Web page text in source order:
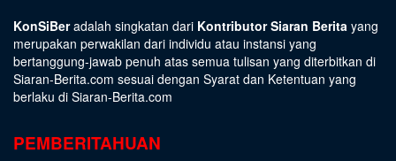
KonSiBeradalah singkatan dari Kontributor Siaran Berita yang
merupakan perwakilan dari individu atau instansi yang
bertanggung-jawab penuh atas semua tulisan yang diterbitkan di
Siaran-Berita.com sesuai dengan Syarat dan Ketentuan yang
berlaku di Siaran-Berita.com
PEMBERITAHUAN